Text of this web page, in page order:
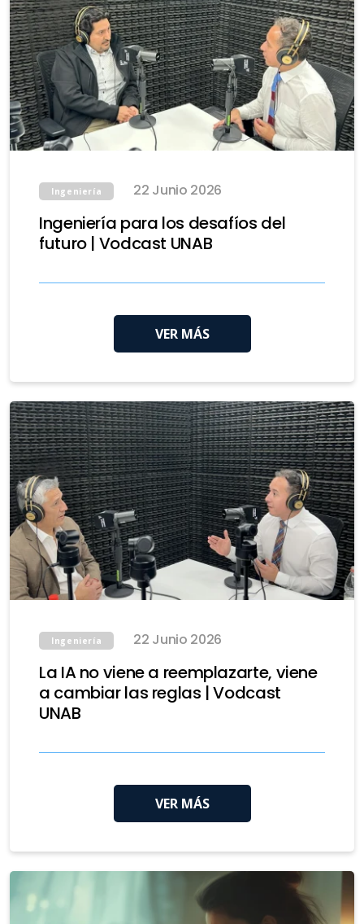
Ingeniería 22 Junio 2026
Ingeniería para los desafíos del
futuro | Vodcast UNAB
VER MÁS
Ingeniería 22 Junio 2026
La IA no viene a reemplazarte, viene
a cambiar las reglas | Vodcast
UNAB
VER MÁS